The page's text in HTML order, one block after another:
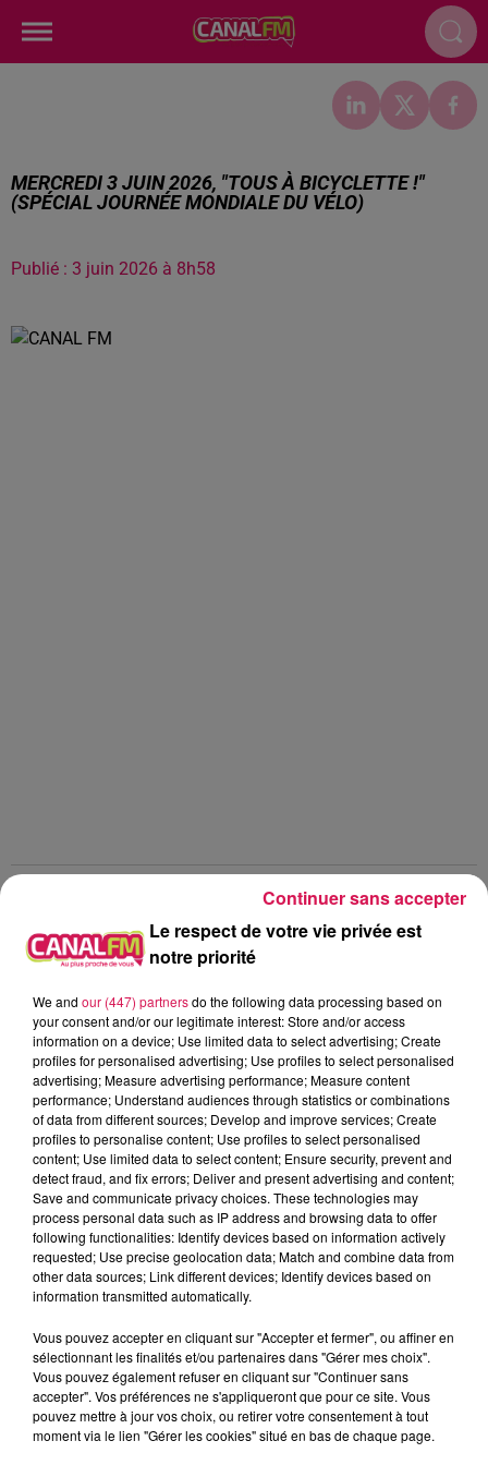
MERCREDI 3 JUIN 2026, "TOUS À BICYCLETTE !"
(SPÉCIAL JOURNÉE MONDIALE DU VÉLO)
Publié : 3 juin 2026 à 8h58
chanson
artificielle
le reveil de canal fm
chanson atificielle
Angy Mayeux
Mercredi 3 juin 2026, "Tous à Bicyclette !" (Spécial
Journée Mondiale du Vélo)
0:00 3 min 12 sec
3 juin 2026 - 3 min 12 sec
MERCREDI 3 JUIN 2026, "TOUS À BICYCLETTE !"
(SPÉCIAL JOURNÉE MONDIALE DU VÉLO)
Le matin, quand le soleil se lève, il y a une liberté simple qui
nous attend... Aujourd'hui, c'est laJournée mondiale du vélo
! Pour l'occasion, Angy et l'intelligence artificielle de Canal
FM mettent de côté la grisaille et vous proposent un
Le respect de votre vie privée est
notre priorité
We and our (447) partnersdo the following data processing based on
your consent and/or our legitimate interest: Store and/or access
information on a device; Use limited data to select advertising; Create
profiles for personalised advertising; Use profiles to select personalised
advertising; Measure advertising performance; Measure content
performance; Understand audiences through statistics or combinations
of data from different sources; Develop and improve services; Create
profiles to personalise content; Use profiles to select personalised
content; Use limited data to select content; Ensure security, prevent and
detect fraud, and fix errors; Deliver and present advertising and content;
Save and communicate privacy choices. These technologies may
process personal data such as IP address and browsing data to offer
following functionalities: Identify devices based on information actively
requested; Use precise geolocation data; Match and combine data from
other data sources; Link different devices; Identify devices based on
information transmitted automatically.
Vous pouvez accepter en cliquant sur "Accepter et fermer", ou affiner en
sélectionnant les finalités et/ou partenaires dans "Gérer mes choix".
Vous pouvez également refuser en cliquant sur "Continuer sans
accepter". Vos préférences ne s'appliqueront que pour ce site. Vous
pouvez mettre à jour vos choix, ou retirer votre consentement à tout
moment via le lien "Gérer les cookies" situé en bas de chaque page.
Continuer sans accepter